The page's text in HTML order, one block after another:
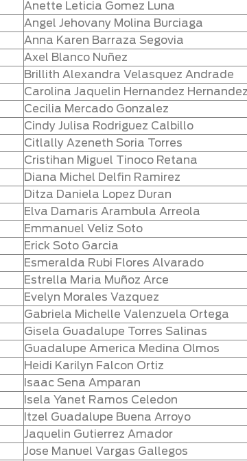
Anette Leticia Gomez Luna
Angel Jehovany Molina Burciaga
Anna Karen Barraza Segovia
Axel Blanco Nuñez
Brillith Alexandra Velasquez Andrade
Carolina Jaquelin Hernandez
Cecilia Mercado Gonzalez
Cindy Julisa Rodriguez Calbillo
Citlally Azeneth Soria Torres
Cristihan Miguel Tinoco Retana
Diana Michel Delfin Ramirez
Ditza Daniela Lopez Duran
Elva Damaris Arambula Arreola
Emmanuel Veliz Soto
Erick Soto Garcia
Esmeralda Rubi Flores Alvarado
Estrella Maria Muñoz Arce
Evelyn Morales Vazquez
Gabriela Michelle Valenzuela Ortega
Gisela Guadalupe Torres Salinas
Guadalupe America Medina Olmos
Heidi Karilyn Falcon Ortiz
Isaac Sena Amparan
Isela Yanet Ramos Celedon
Itzel Guadalupe Buena Arroyo
Jaquelin Gutierrez Amador
Jose Manuel Vargas Gallegos